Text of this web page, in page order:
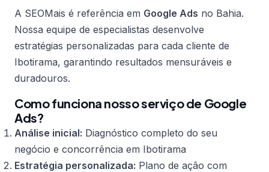
A SEOMais é referência em Google Ads no Bahia.
Nossa equipe de especialistas desenvolve
estratégias personalizadas para cada cliente de
Ibotirama, garantindo resultados mensuráveis e
duradouros.
Como funciona nosso serviço de Google
Ads?
Análise inicial: Diagnóstico completo do seu
negócio e concorrência em Ibotirama
Estratégia personalizada: Plano de ação com